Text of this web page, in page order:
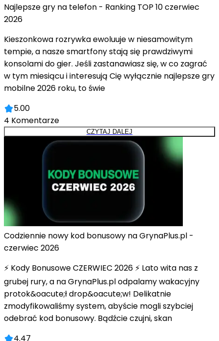
Najlepsze gry na telefon - Ranking TOP 10 czerwiec
2026
Kieszonkowa rozrywka ewoluuje w niesamowitym
tempie, a nasze smartfony stają się prawdziwymi
konsolami do gier. Jeśli zastanawiasz się, w co zagrać
w tym miesiącu i interesują Cię wyłącznie najlepsze gry
mobilne 2026 roku, to świe
5.00
4 Komentarze
CZYTAJ DALEJ
Codziennie nowy kod bonusowy na GrynaPlus.pl -
czerwiec 2026
⚡ Kody Bonusowe CZERWIEC 2026 ⚡ Lato wita nas z
grubej rury, a na GrynaPlus.pl odpalamy wakacyjny
protok&oacute;ł drop&oacute;w! Delikatnie
zmodyfikowaliśmy system, abyście mogli szybciej
odebrać kod bonusowy. Bądźcie czujni, skan
4.47